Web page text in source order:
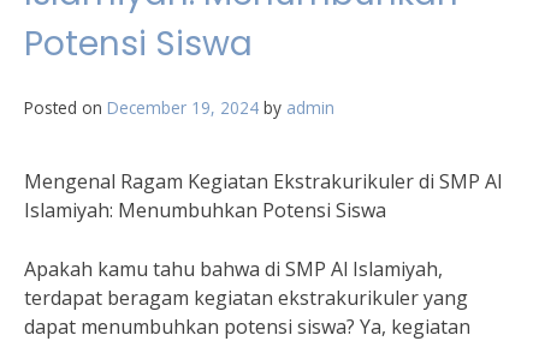
Potensi Siswa
Posted on December 19, 2024 by admin
Mengenal Ragam Kegiatan Ekstrakurikuler di SMP Al
Islamiyah: Menumbuhkan Potensi Siswa
Apakah kamu tahu bahwa di SMP Al Islamiyah,
terdapat beragam kegiatan ekstrakurikuler yang
dapat menumbuhkan potensi siswa? Ya, kegiatan